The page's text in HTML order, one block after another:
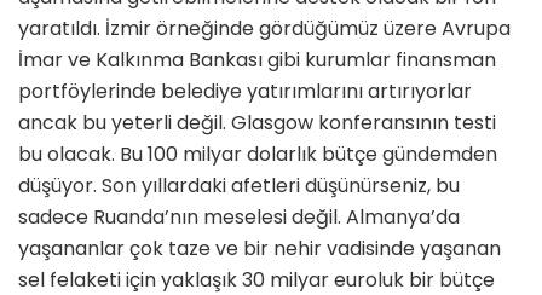
yaratıldı. İzmir örneğinde gördüğümüz üzere Avrupa
İmar ve Kalkınma Bankası gibi kurumlar finansman
portföylerinde belediye yatırımlarını artırıyorlar
ancak bu yeterli değil. Glasgow konferansının testi
bu olacak. Bu 100 milyar dolarlık bütçe gündemden
düşüyor. Son yıllardaki afetleri düşünürseniz, bu
sadece Ruanda’nın meselesi değil. Almanya’da
yaşananlar çok taze ve bir nehir vadisinde yaşanan
sel felaketi için yaklaşık 30 milyar euroluk bir bütçe